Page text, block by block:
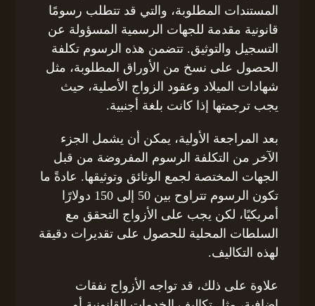
المستندات المطلوبة، والتي قد تتطلب رسومًا
قانونية مقدمة للجهات الرسمية المسؤولة عن
التسجيل والتوثيق. تتضمن هذه الرسوم تكلفة
الحصول على نسخ من الأوراق المطلوبة، مثل
شهادات الميلاد وعقود الزواج الأصلية، حيث
يجب ترجمتها إذا كانت بلغة أجنبية.
بعد المراجعة الأولية، يمكن أن يشمل الجزء
الآخر من التكلفة الرسوم المفروضة من قبل
الجهات المختصة لجمع الوثائق وتوثيقها. عادةً ما
تكون الرسوم تتراوح بين 50 إلى 150 دولارًا
أمريكيًا، لكن يجب على الأزواج التحقق مع
السلطات المحلية للحصول على تقديرات دقيقة
لهذه التكاليف.
علاوة على ذلك، قد تواجه الأزواج نفقات